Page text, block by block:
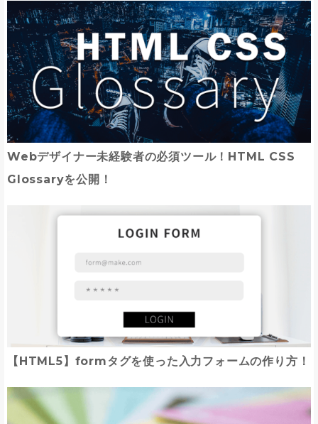
Webデザイナー未経験者の必須ツール！HTML CSS
Glossaryを公開！
【HTML5】formタグを使った入力フォームの作り方！